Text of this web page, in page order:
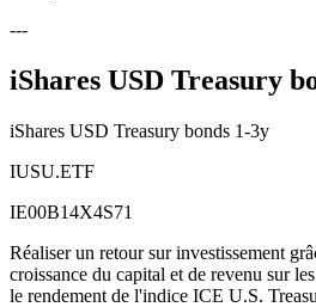
---
iShares USD Treasury
iShares USD Treasury bonds 1-3y
IUSU.ETF
IE00B14X4S71
Réaliser un retour sur investissement
croissance du capital et de revenu sur
le rendement de l'indice ICE U.S.